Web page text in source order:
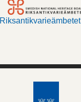
Riksantikvarieämbetet